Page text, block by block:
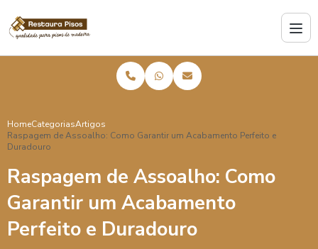
HomeCategoriasArtigos
Raspagem de Assoalho: Como Garantir um Acabamento Perfeito e
Duradouro
Raspagem de Assoalho: Como
Garantir um Acabamento
Perfeito e Duradouro